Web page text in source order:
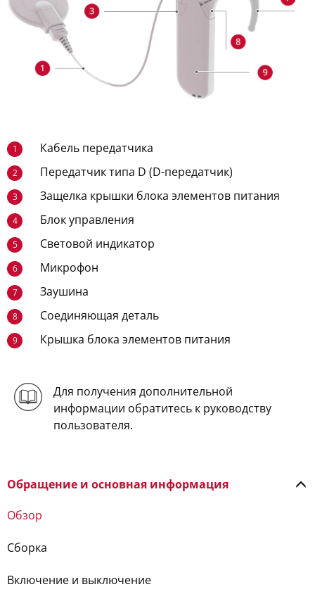
1 Кабель передатчика
2 Передатчик типа D (D-передатчик)
3 Защелка крышки блока элементов питания
4 Блок управления
5 Световой индикатор
6 Микрофон
7 Заушина
8 Соединяющая деталь
9 Крышка блока элементов питания
Для получения дополнительной
информации обратитесь к руководству
пользователя.
Обращение и основная информация
Обзор
Сборка
Включение и выключение